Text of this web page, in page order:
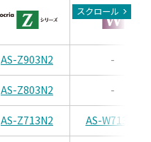
AS-Z903N2 -
AS-Z803N2 -
AS-Z713N2 AS-W713N2
スクロール